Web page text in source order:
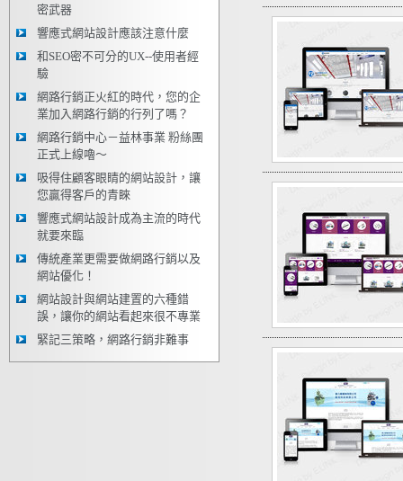
密武器
響應式網站設計應該注意什麼
和SEO密不可分的UX--使用者經
驗
網路行銷正火紅的時代，您的企
業加入網路行銷的行列了嗎？
網路行銷中心－益林事業 粉絲團
正式上線嚕～
吸得住顧客眼睛的網站設計，讓
您贏得客戶的青睞
響應式網站設計成為主流的時代
就要來臨
傳統產業更需要做網路行銷以及
網站優化！
網站設計與網站建置的六種錯
誤，讓你的網站看起來很不專業
緊記三策略，網路行銷非難事